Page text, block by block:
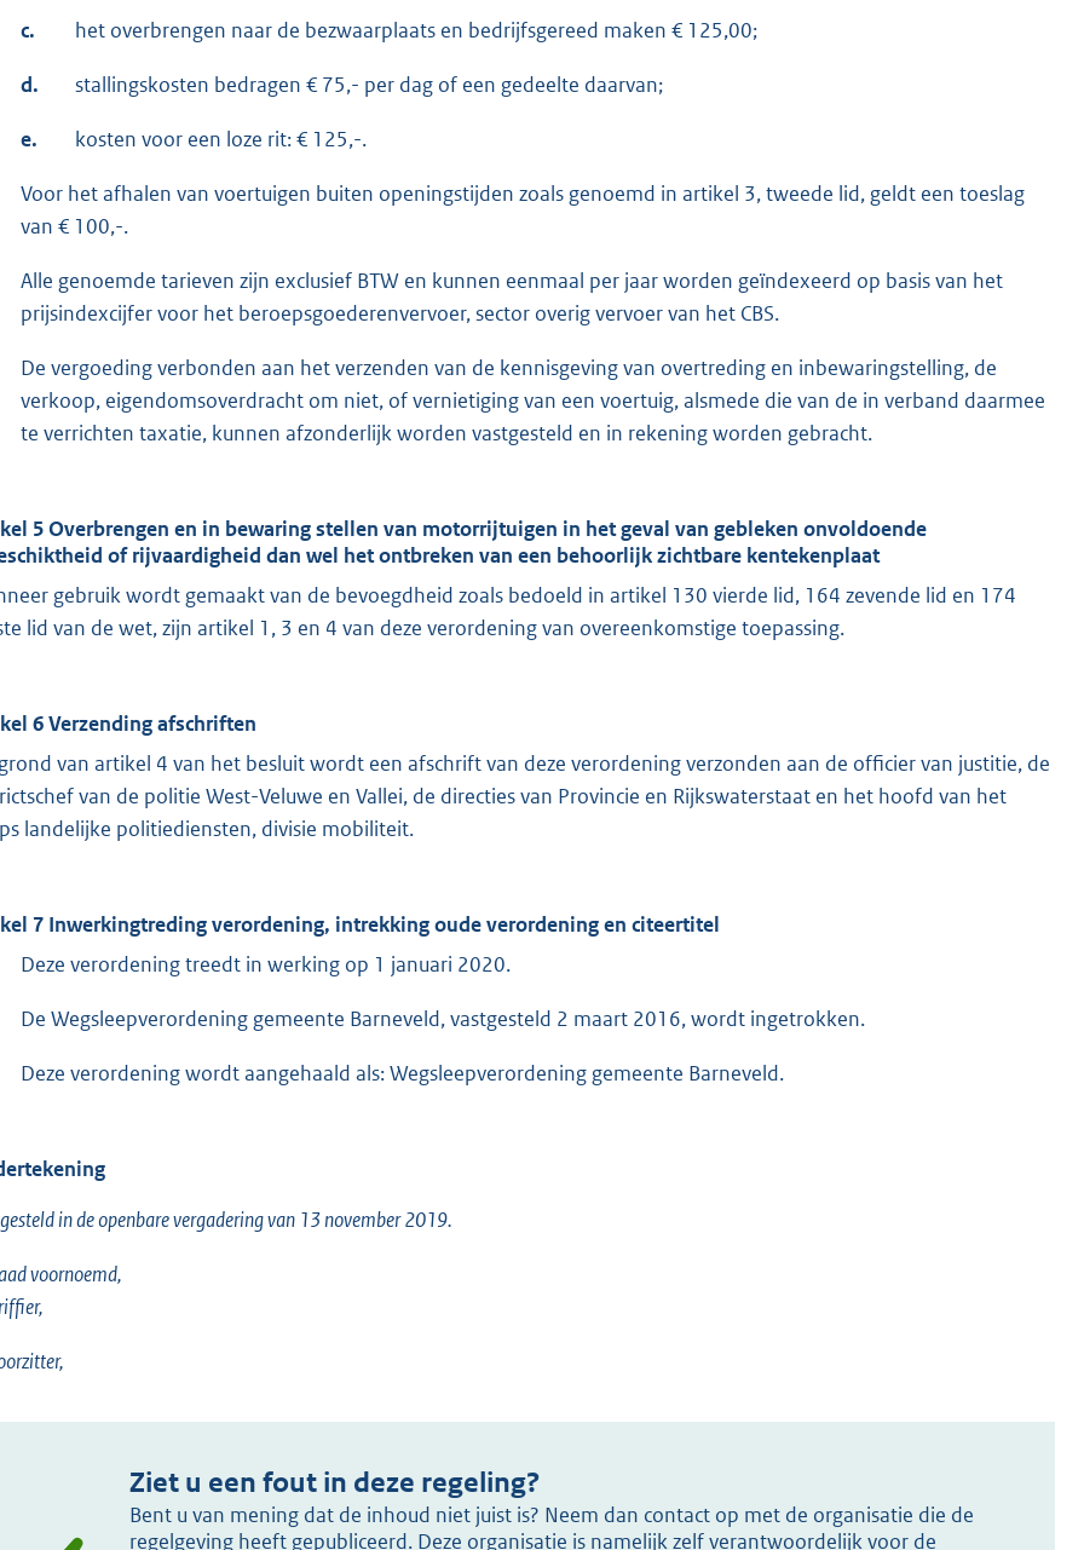
c. het overbrengen naar de bezwaarplaats en bedrijfsgereed maken € 125,00;
d. stallingskosten bedragen € 75,- per dag of een gedeelte daarvan;
e. kosten voor een loze rit: € 125,-.
Voor het afhalen van voertuigen buiten openingstijden zoals genoemd in artikel 3, tweede lid, geldt een toeslag
van € 100,-.
Alle genoemde tarieven zijn exclusief BTW en kunnen eenmaal per jaar worden geïndexeerd op basis van het
prijsindexcijfer voor het beroepsgoederenvervoer, sector overig vervoer van het CBS.
De vergoeding verbonden aan het verzenden van de kennisgeving van overtreding en inbewaringstelling, de
verkoop, eigendomsoverdracht om niet, of vernietiging van een voertuig, alsmede die van de in verband daarmee
te verrichten taxatie, kunnen afzonderlijk worden vastgesteld en in rekening worden gebracht.
5 Overbrengen en in bewaring stellen van motorrijtuigen in het geval van gebleken onvoldoende
of rijvaardigheid dan wel het ontbreken van een behoorlijk zichtbare kentekenplaat
gebruik wordt gemaakt van de bevoegdheid zoals bedoeld in artikel 130 vierde lid, 164 zevende lid en 174
lid van de wet, zijn artikel 1, 3 en 4 van deze verordening van overeenkomstige toepassing.
6 Verzending afschriften
van artikel 4 van het besluit wordt een afschrift van deze verordening verzonden aan de officier van justitie, de
van de politie West-Veluwe en Vallei, de directies van Provincie en Rijkswaterstaat en het hoofd van het
landelijke politiediensten, divisie mobiliteit.
7 Inwerkingtreding verordening, intrekking oude verordening en citeertitel
Deze verordening treedt in werking op 1 januari 2020.
De Wegsleepverordening gemeente Barneveld, vastgesteld 2 maart 2016, wordt ingetrokken.
Deze verordening wordt aangehaald als: Wegsleepverordening gemeente Barneveld.
in de openbare vergadering van 13 november 2019.
voornoemd,
Ziet u een fout in deze regeling?
Bent u van mening dat de inhoud niet juist is? Neem dan contact op met de organisatie die de
regelgeving heeft gepubliceerd. Deze organisatie is namelijk zelf verantwoordelijk voor de